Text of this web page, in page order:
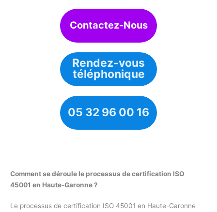
Contactez-Nous
Rendez-vous
téléphonique
05 32 96 00 16
Comment se déroule le processus de certification ISO
45001 en Haute-Garonne ?
Le processus de certification ISO 45001 en Haute-Garonne